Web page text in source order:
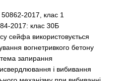
2017, клас 1
2017: клас 30Б
сейфа використовується
вогнетривкого бетону
запирання
і вибивання